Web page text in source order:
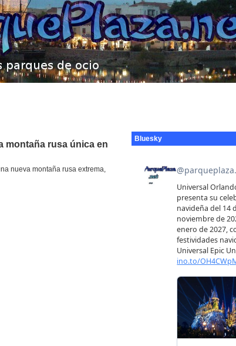
montaña rusa única en
nueva montaña rusa extrema,
Bluesky